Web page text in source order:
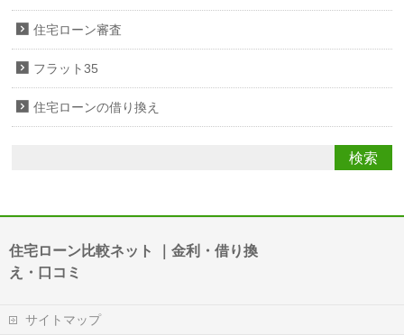
住宅ローン審査
フラット35
住宅ローンの借り換え
住宅ローン比較ネット ｜金利・借り換
え・口コミ
サイトマップ